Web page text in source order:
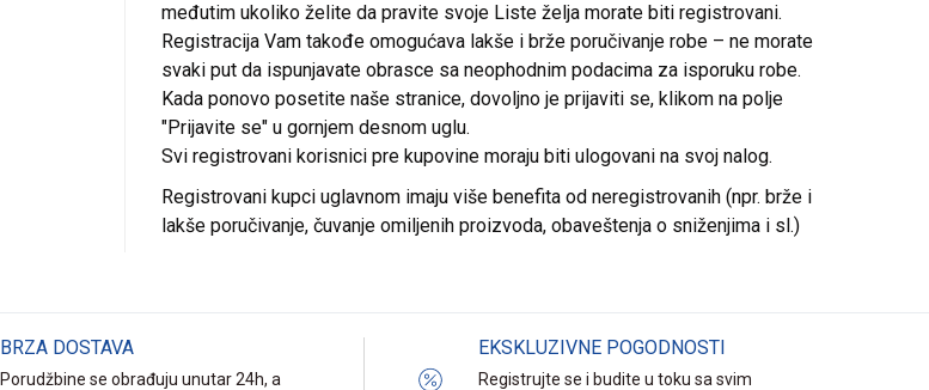
međutim ukoliko želite da pravite svoje Liste želja morate biti registrovani.
Registracija Vam takođe omogućava lakše i brže poručivanje robe – ne morate
svaki put da ispunjavate obrasce sa neophodnim podacima za isporuku robe.
Kada ponovo posetite naše stranice, dovoljno je prijaviti se, klikom na polje
"Prijavite se" u gornjem desnom uglu.
Svi registrovani korisnici pre kupovine moraju biti ulogovani na svoj nalog.
Registrovani kupci uglavnom imaju više benefita od neregistrovanih (npr. brže i
lakše poručivanje, čuvanje omiljenih proizvoda, obaveštenja o sniženjima i sl.)
BRZA DOSTAVA
Porudžbine se obrađuju unutar 24h, a
EKSKLUZIVNE POGODNOSTI
Registrujte se i budite u toku sa svim